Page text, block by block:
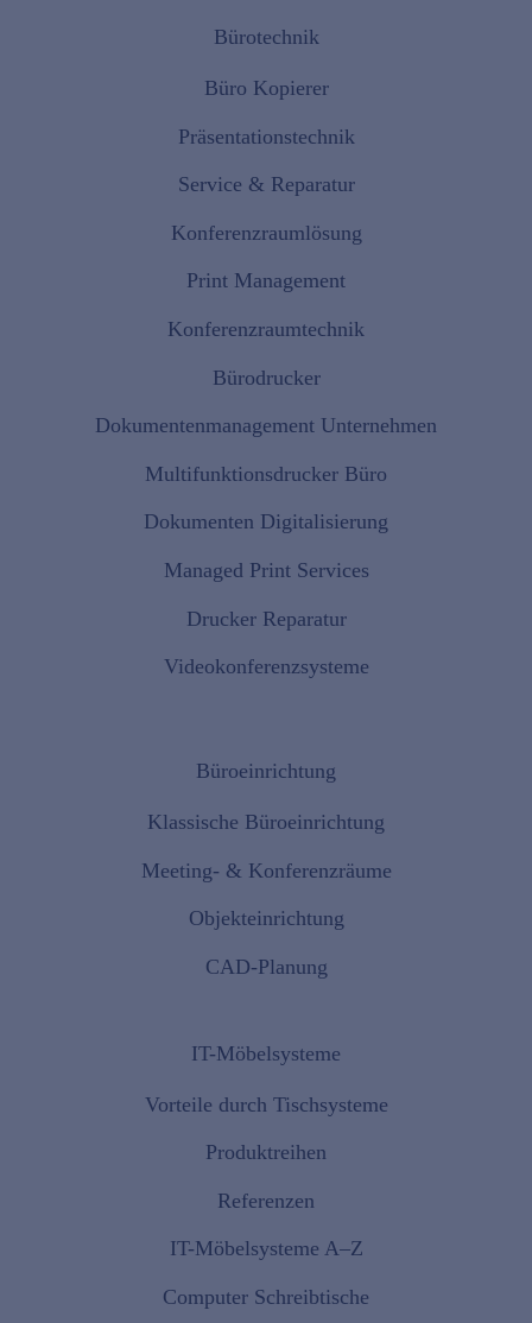
Bürotechnik
Büro Kopierer
Präsentationstechnik
Service & Reparatur
Konferenzraumlösung
Print Management
Konferenzraumtechnik
Bürodrucker
Dokumentenmanagement Unternehmen
Multifunktionsdrucker Büro
Dokumenten Digitalisierung
Managed Print Services
Drucker Reparatur
Videokonferenzsysteme
Büroeinrichtung
Klassische Büroeinrichtung
Meeting- & Konferenzräume
Objekteinrichtung
CAD-Planung
IT-Möbelsysteme
Vorteile durch Tischsysteme
Produktreihen
Referenzen
IT-Möbelsysteme A–Z
Computer Schreibtische